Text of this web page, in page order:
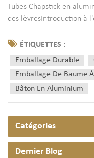
Tubes Chapstick en
des lèvresIntroduction à
cosmétiquesDans le
qu’un simple mot à la
consumérisme moderne.
particulier,...
ÉTIQUETTES :
Emballage Durable
Emballage De Baume
Bâton En Aluminium
Catégories
Dernier Blog